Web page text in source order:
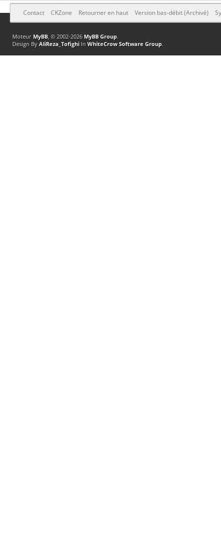
Contact CKZone Retourner en haut Version bas-débit (Archivé)
Moteur MyBB, © 2002-2026 MyBB Group.
Design By AliReza_TofighiIn WhiteCrow Software Group.